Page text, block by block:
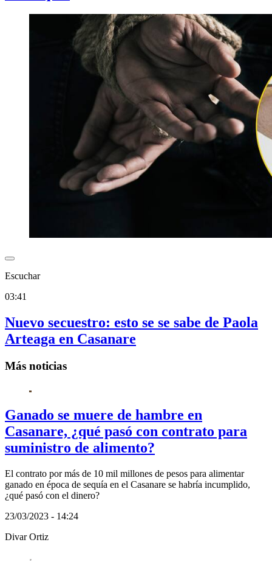
Escuchar
03:41
Nuevo secuestro: esto se se sabe de Paola
Arteaga en Casanare
Más noticias
Ganado se muere de hambre en
Casanare, ¿qué pasó con contrato para
suministro de alimento?
El contrato por más de 10 mil millones de pesos para alimentar
ganado en época de sequía en el Casanare se habría incumplido,
¿qué pasó con el dinero?
23/03/2023 - 14:24
Divar Ortiz